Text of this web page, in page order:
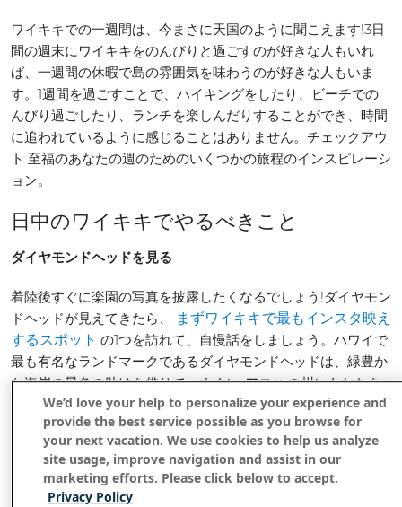
ワイキキでの一週間は、今まさに天国のように聞こえます!3日
間の週末にワイキキをのんびりと過ごすのが好きな人もいれ
ば、一週間の休暇で島の雰囲気を味わうのが好きな人もいま
す。1週間を過ごすことで、ハイキングをしたり、ビーチでの
んびり過ごしたり、ランチを楽しんだりすることができ、時間
に追われているように感じることはありません。チェックアウ
ト 至福のあなたの週のためのいくつかの旅程のインスピレーシ
ョン。
日中のワイキキでやるべきこと
ダイヤモンドヘッドを見る
着陸後すぐに楽園の写真を披露したくなるでしょう!ダイヤモン
ドヘッドが見えてきたら、
まずワイキキで最もインスタ映え
するスポット の1つを訪れて、自慢話をしましょう。ハワイで
最も有名なランドマークであるダイヤモンドヘッドは、緑豊か
な海岸の景色の助けを借りて、すぐにアロハの州にあなたを
連れて行きます。ダイヤモンドヘッドクレーターハイキングト
レイルをトレッキングすることは、ジェットセッティングの楽
園探検家としての新しい役割に落ち着くのにも役立ちます。
We’d love your help to personalize your experience and
provide the best service possible as you browse for
your next vacation. We use cookies to help us analyze
site usage, improve navigation and assist in our
marketing efforts. Please click below to accept.
Privacy Policy